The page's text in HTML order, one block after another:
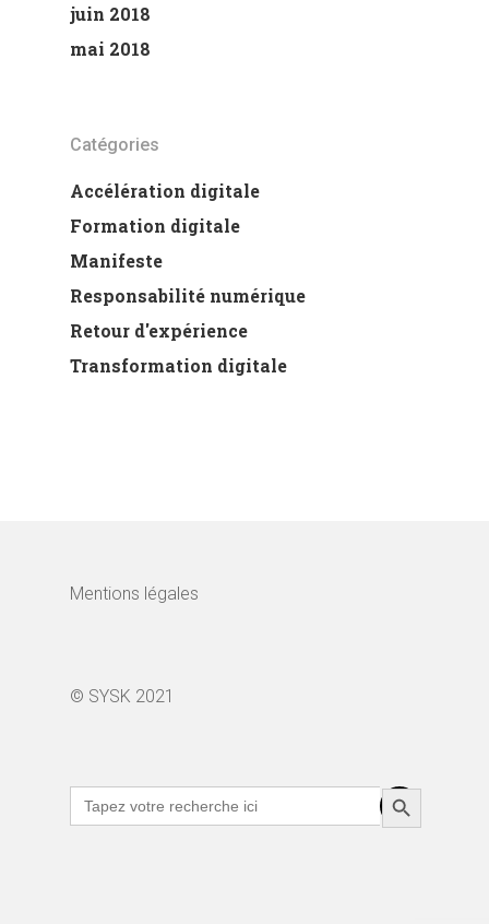
juin 2018
mai 2018
Catégories
Accélération digitale
Formation digitale
Manifeste
Responsabilité numérique
Retour d'expérience
Transformation digitale
Mentions légales
© SYSK 2021
Search
for:
Search Button